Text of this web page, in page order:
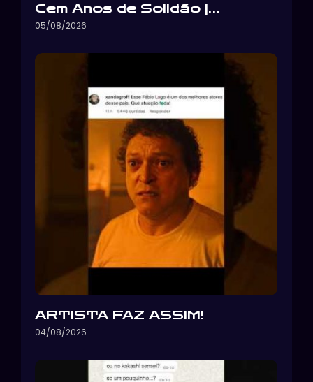
Cem Anos de Solidão |…
05/08/2026
ARTISTA FAZ ASSIM!
04/08/2026